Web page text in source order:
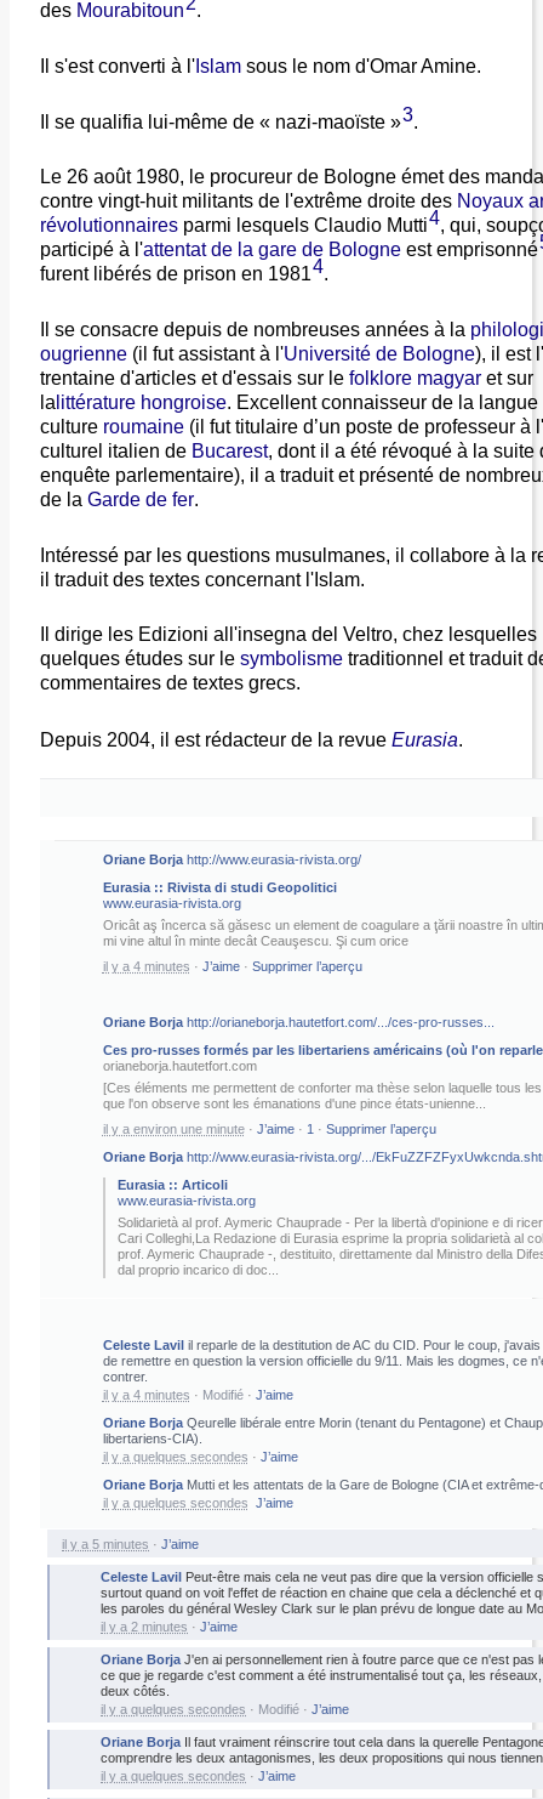
des Mourabitoun .
Il s'est converti à l'Islamsous le nom d'Omar Amine.
Il se qualifia lui-même de « nazi-maoïste »3.
Le 26 août 1980, le procureur de Bologne émet des
contre vingt-huit militants de l'extrême droite des Noyaux
révolutionnairesparmi lesquels Claudio Mutti4, qui,
participé à l'attentat de la gare de Bologneest emprisonné
furent libérés de prison en 19814.
Il se consacre depuis de nombreuses années à la
ougrienne(il fut assistant à l'Université de Bologne), il est
trentaine d'articles et d'essais sur le folklore magyaret sur
la littérature hongroise. Excellent connaisseur de la langue
culture roumaine(il fut titulaire d’un poste de professeur à
culturel italien de Bucarest, dont il a été révoqué à la suite
enquête parlementaire), il a traduit et présenté de
de la Garde de fer.
Intéressé par les questions musulmanes, il collabore à la
il traduit des textes concernant l'Islam.
Il dirige les Edizioni all'insegna del Veltro, chez
quelques études sur le symbolismetraditionnel et traduit
commentaires de textes grecs.
Depuis 2004, il est rédacteur de la revue Eurasia.
Oriane Borja http://www.eurasia-rivista.org/
Eurasia :: Rivista di studi Geopolitici
www.eurasia-rivista.org
Oricât aş încerca să găsesc un element de coagulare a ţării noastre în
mi vine altul în minte decât Ceauşescu. Şi cum orice
il y a 4 minutes · J’aime· Supprimer l’aperçu
Oriane Borja http://orianeborja.hautetfort.com/.../ces-pro-russes...
Ces pro-russes formés par les libertariens américains (où l'on
orianeborja.hautetfort.com
[Ces éléments me permettent de conforter ma thèse selon laquelle tous
que l'on observe sont les émanations d'une pince états-unienne...
il y a environ une minute· J’aime· 1 · Supprimer l’aperçu
Oriane Borja http://www.eurasia-rivista.org/.../
Eurasia :: Articoli
www.eurasia-rivista.org
Solidarietà al prof. Aymeric Chauprade - Per la libertà d'opinione e di
Cari Colleghi,La Redazione di Eurasia esprime la propria solidarietà al
prof. Aymeric Chauprade -, destituito, direttamente dal Ministro della
dal proprio incarico di doc...
Celeste Lavil il reparle de la destitution de AC du CID. Pour le coup, j'avais
de remettre en question la version officielle du 9/11. Mais les dogmes, ce
contrer.
il y a 4 minutes · Modifié· J’aime
Oriane Borja Qeurelle libérale entre Morin (tenant du Pentagone) et
libertariens-CIA).
il y a quelques secondes · J’aime
Oriane Borja Mutti et les attentats de la Gare de Bologne (CIA et extrême-
il y a quelques secondes J’aime
il y a 5 minutes ·J’aime
Celeste Lavil Peut-être mais cela ne veut pas dire que la version officielle
surtout quand on voit l'effet de réaction en chaine que cela a déclenché et
les paroles du général Wesley Clark sur le plan prévu de longue date au
il y a 2 minutes ·J’aime
Oriane Borja J'en ai personnellement rien à foutre parce que ce n'est pas
ce que je regarde c'est comment a été instrumentalisé tout ça, les
deux côtés.
il y a quelques secondes · Modifié ·J’aime
Oriane Borja
Il faut vraiment réinscrire tout cela dans la querelle
comprendre les deux antagonismes, les deux propositions qui nous
il y a quelques secondes ·J’aime